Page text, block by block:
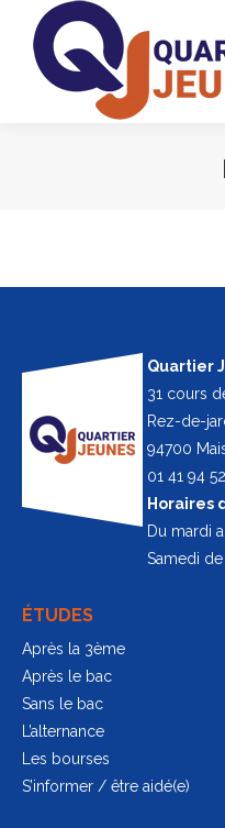
Quartier
31 cours
Rez-de-
94700
01 41 94
Horaires
Du mardi
Samedi de
ÉTUDES
Après la 3ème
Après le bac
Sans le bac
L’alternance
Les bourses
S’informer / être aidé(e)